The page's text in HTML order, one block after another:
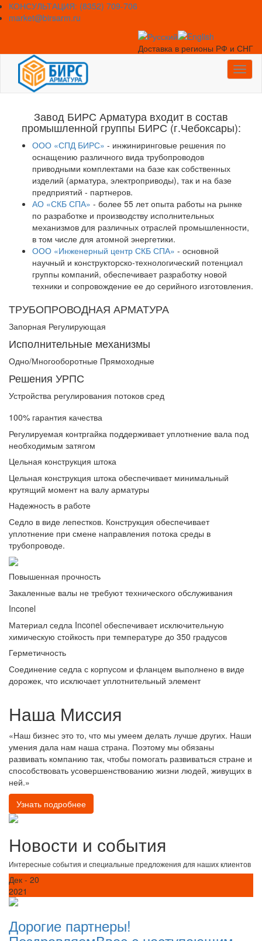
Skip
to
КОНСУЛЬТАЦИЯ: (8352) 709-706
market@birsarm.ru
Доставка в регионы РФ и СНГ
Завод БИРС Арматура входит в состав
промышленной группы БИРС (г.Чебоксары):
ООО «СПД БИРС» - инжиниринговые решения по
оснащению различного вида трубопроводов
приводными комплектами на базе как собственных
изделий (арматура, электроприводы), так и на базе
предприятий - партнеров.
АО «СКБ СПА» - более 55 лет опыта работы на рынке
по разработке и производству исполнительных
механизмов для различных отраслей промышленности,
в том числе для атомной энергетики.
ООО «Инженерный центр СКБ СПА» - основной
научный и конструкторско-технологический потенциал
группы компаний, обеспечивает разработку новой
техники и сопровождение ее до серийного изготовления.
ТРУБОПРОВОДНАЯ АРМАТУРА
Запорная Регулирующая
Исполнительные механизмы
Одно/Многооборотные Прямоходные
Решения УРПС
Устройства регулирования потоков сред
100% гарантия качества
Регулируемая контргайка поддерживает уплотнение вала под
необходимым затягом
Цельная конструкция штока
Цельная конструкция штока обеспечивает минимальный
крутящий момент на валу арматуры
Надежность в работе
Седло в виде лепестков. Конструкция обеспечивает
уплотнение при смене направления потока среды в
трубопроводе.
Повышенная прочность
Закаленные валы не требуют технического обслуживания
Inconel
Материал седла Inconel обеспечивает исключительную
химическую стойкость при температуре до 350 градусов
Герметичность
Соединение седла с корпусом и фланцем выполнено в виде
дорожек, что исключает уплотнительный элемент
Наша Миссия
«Наш бизнес это то, что мы умеем делать лучше других. Наши
умения дала нам наша страна. Поэтому мы обязаны
развивать компанию так, чтобы помогать развиваться стране и
способствовать усовершенствованию жизни людей, живущих в
ней.»
Узнать подробнее
Новости и события
Интересные события и специальные предложения для наших клиентов
Дек - 20
2021
Дорогие партнеры!